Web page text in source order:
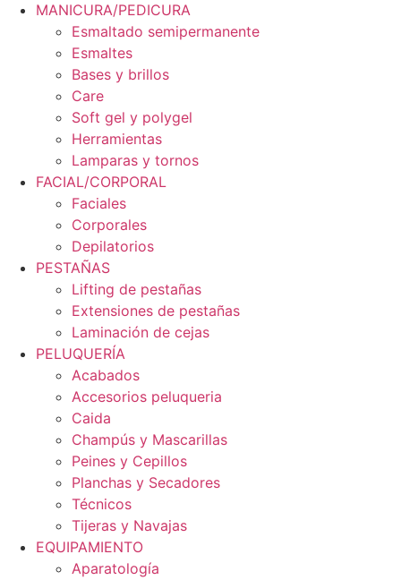
MANICURA/PEDICURA
Esmaltado semipermanente
Esmaltes
Bases y brillos
Care
Soft gel y polygel
Herramientas
Lamparas y tornos
FACIAL/CORPORAL
Faciales
Corporales
Depilatorios
PESTAÑAS
Lifting de pestañas
Extensiones de pestañas
Laminación de cejas
PELUQUERÍA
Acabados
Accesorios peluqueria
Caida
Champús y Mascarillas
Peines y Cepillos
Planchas y Secadores
Técnicos
Tijeras y Navajas
EQUIPAMIENTO
Aparatología